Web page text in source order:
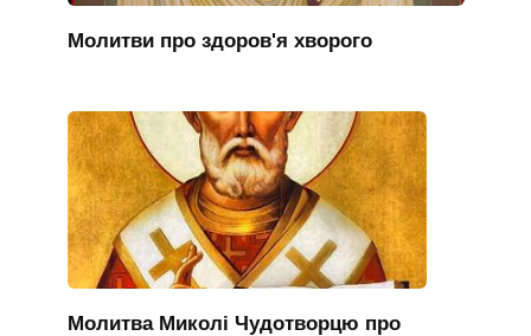
Молитви про здоров'я хворого
Молитва Миколі Чудотворцю про